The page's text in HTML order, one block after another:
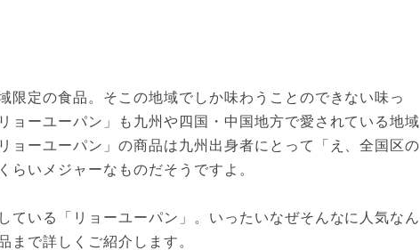
限定の食品。そこの地域でしか味わうことのできない味っ
ョーユーパン」も九州や四国・中国地方で愛されている地域
ョーユーパン」の商品は九州出身者にとって「え、全国区の
らいメジャーなものだそうですよ。
ている「リョーユーパン」。いったいなぜそんなに人気なん
まで詳しくご紹介します。